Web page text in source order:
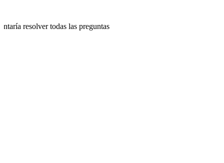
resolver todas las preguntas